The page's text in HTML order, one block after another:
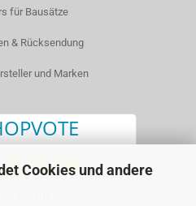
Cookies und andere
für Bausätze
& Rücksendung
und Marken